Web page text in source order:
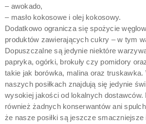
– awokado,
– masło kokosowe i olej kokosowy.
Dodatkowo ogranicza się spożycie
produktów zawierających cukry – w tym
Dopuszczalne są jedynie niektóre
papryka, ogórki, brokuły czy pomidory
takie jak borówka, malina oraz
naszych posiłkach znajdują się jedynie
wysokiej jakości od lokalnych dostawców.
również żadnych konserwantów ani
że nasze posiłki są jeszcze smaczniejsze